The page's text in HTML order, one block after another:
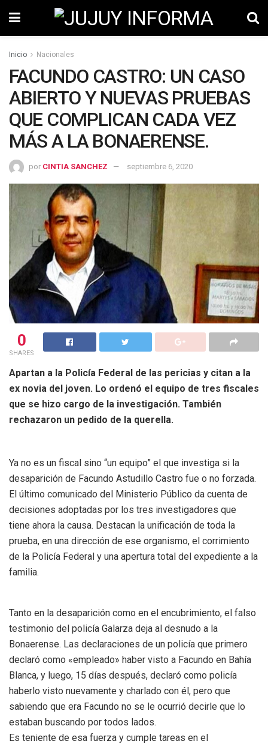
Inicio Nacionales
FACUNDO CASTRO: UN CASO
ABIERTO Y NUEVAS PRUEBAS
QUE COMPLICAN CADA VEZ
MÁS A LA BONAERENSE.
por CINTIA SANCHEZ septiembre 6, 2020
0
SHARES
Apartan a la Policía Federal de las pericias y citan a la
ex novia del joven. Lo ordenó el equipo de tres fiscales
que se hizo cargo de la investigación. También
rechazaron un pedido de la querella.
Ya no es un fiscal sino “un equipo” el que investiga si la
desaparición de Facundo Astudillo Castro fue o no forzada.
El último comunicado del Ministerio Público da cuenta de
decisiones adoptadas por los tres investigadores que
tiene ahora la causa. Destacan la unificación de toda la
prueba, en una dirección de ese organismo, el corrimiento
de la Policía Federal y una apertura total del expediente a la
familia.
Tanto en la desaparición como en el encubrimiento, el falso
testimonio del policía Galarza deja al desnudo a la
Bonaerense. Las declaraciones de un policía que primero
declaró como «empleado» haber visto a Facundo en Bahía
Blanca, y luego, 15 días después, declaró como policía
haberlo visto nuevamente y charlado con él, pero que
sabiendo que era Facundo no se le ocurrió decirle que lo
estaban buscando por todos lados.
Es teniente de esa fuerza y cumple tareas en el